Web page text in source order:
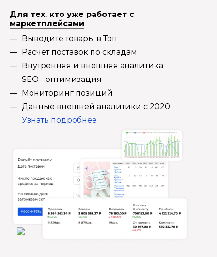
Для тех, кто уже работает с
маркетплейсами
Выводите товары в Топ
Расчёт поставок по складам
Внутренняя и внешняя аналитика
SEO - оптимизация
Мониторинг позиций
Данные внешней аналитики с 2020
Узнать подробнее